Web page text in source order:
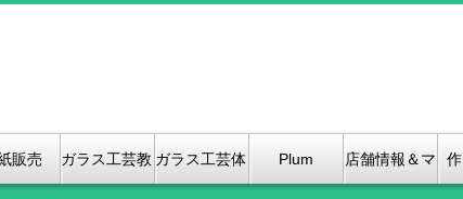
販売 ガラス工芸教 ガラス工芸体 Plum 店舗情報＆マ